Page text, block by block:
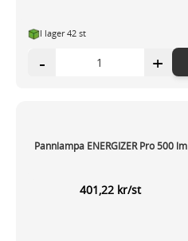
I lager 42 st
- +
Pannlampa ENERGIZER Pro 500 lm
401,22 kr/st